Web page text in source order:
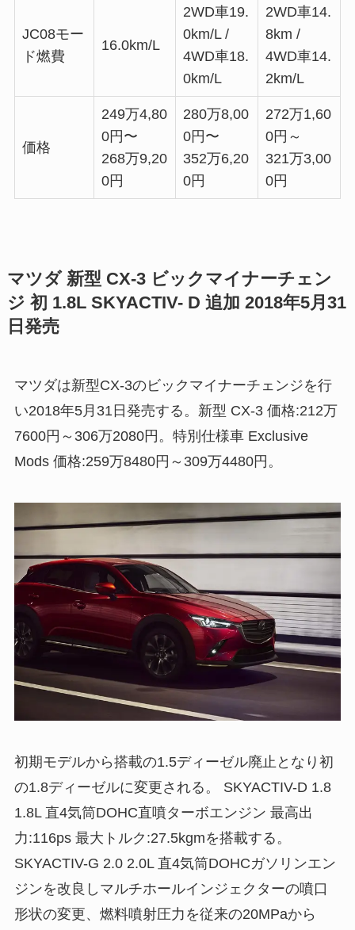
JC08モー
ド燃費
16.0km/L
2WD車19.
0km/L /
4WD車18.
0km/L
2WD車14.
8km /
4WD車14.
2km/L
価格
249万4,80
0円〜
268万9,20
0円
280万8,00
0円〜
352万6,20
0円
272万1,60
0円～
321万3,00
0円
マツダ 新型 CX-3 ビックマイナーチェン
ジ 初 1.8L SKYACTIV- D 追加 2018年5月31
日発売
マツダは新型CX-3のビックマイナーチェンジを行
い2018年5月31日発売する。新型 CX-3 価格:212万
7600円～306万2080円。特別仕様車 Exclusive
Mods 価格:259万8480円～309万4480円。
初期モデルから搭載の1.5ディーゼル廃止となり初
の1.8ディーゼルに変更される。 SKYACTIV-D 1.8
1.8L 直4気筒DOHC直噴ターボエンジン 最高出
力:116ps 最大トルク:27.5kgmを搭載する。
SKYACTIV-G 2.0 2.0L 直4気筒DOHCガソリンエン
ジンを改良しマルチホールインジェクターの噴口
形状の変更、燃料噴射圧力を従来の20MPaから